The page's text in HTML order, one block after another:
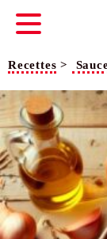
Recettes >